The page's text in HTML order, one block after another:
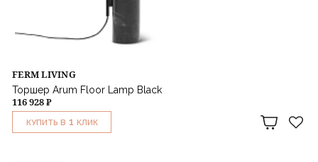
FERM LIVING
Торшер Arum Floor Lamp Black
116 928 ₽
КУПИТЬ В 1 КЛИК